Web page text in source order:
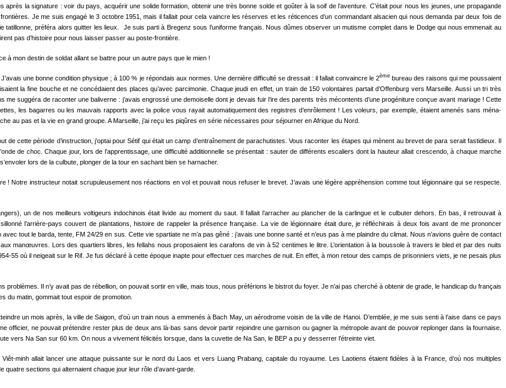
la signa­ture : voir du pays, acquérir une solide formation, obtenir une très bonne solde et goûter à la soif de l’aventure. C’était pour nous les jeu­nes, une propagande
Je me suis engagé le 3 octobre 1951, mais il fallait pour cela vaincre les réserves et les réticences d’un com­mandant alsacien qui nous demanda par deux fois de
tatillonne, préféra alors quitter les lieux. Je suis parti à Bregenz sous l’uniforme français. Nous dûmes observer un mutisme complet dans le Dodge qui nous emmenait au
pas d’histoire pour nous laisser passer au poste-frontière.
à mon destin de soldat allant se battre pour un autre pays que le mien !
une bonne condition physique ; à 100 % je répon­dais aux normes. Une dernière diffi­culté se dressait : il fallait convaincre le 2èmebureau des raisons qui me poussaient
la fine bouche et ne concédaient des places qu’avec parcimonie. Chaque jeudi en effet, un train de 150 volontaires partait d’Offenburg vers Marseille. Aussi un tri très
suggéra de racon­ter une baliverne : j’avais engrossé une demoiselle dont je devais fuir l’ire des parents très mécontents d’une progéniture conçue avant mariage ! Cette
les bagarres ou les mau­vais rapports avec la police vous rayait automatiquement des registres d’enrôlement ! Les voleurs, par exemple, étaient amenés sans ména­
au pas et la vie en grand groupe. A Marseille, j’ai reçu les piqûres en série nécessaires pour séjourner en Afrique du Nord.
cette période d’instruction, j’optai pour Sétif qui était un camp d’entraînement de parachutistes. Vous raconter les étapes qui mènent au brevet de para serait fastidieux. Il
de choc. Chaque jour, lors de l’apprentissage, une difficulté additionnelle se présentait : sauter de différents escaliers dont la hauteur allait cres­cendo, à chaque marche
lors de la culbute, plonger de la tour en sachant bien se harnacher.
! Notre instructeur notait scrupu­leusement nos réactions en vol et pouvait nous refuser le brevet. J’avais une légère appréhension comme tout légionnaire qui se respecte.
un de nos meilleurs voltigeurs indochinois était livide au moment du saut. Il fallait l’arracher au plancher de la carlingue et le culbuter dehors. En bas, il retrouvait à
l’arrière-pays couvert de plantations, histoire de rappeler la présence fran­çaise. La vie de légionnaire était dure, je réfléchirais à deux fois avant de me prononcer
tout le barda, tente, FM 24/29 en sus. Cette vie spartiate ne m’a pas gêné : j’avais une bonne santé et n’eus pas à me plaindre du climat. Nous n’avions guère de contact
manœuvres. Lors des quartiers libres, les fellahs nous proposaient les carafons de vin à 52 centimes le litre. L’orien­tation à la boussole à travers le bled et par des nuits
55 où il neigeait sur le Rif. Je fus déclaré à cette époque inapte pour effectuer ces marches de nuit. En effet, à mon retour des camps de prisonniers viets, je ne pesais plus
problèmes. Il n’y avait pas de rébel­lion, on pouvait sortir en ville, mais tous, nous préférions le bistrot du foyer. Je n’ai pas cherché à obtenir de grade, le handicap du français
du matin, gommait tout espoir de promotion.
un mois après, la ville de Saigon, d’où un train nous a emmenés à Bach May, un aérodrome voisin de la ville de Hanoi. D’emblée, je me suis senti à l’aise dans ce pays
officier, ne pouvait prétendre rester plus de deux ans là-bas sans devoir partir rejoindre une garnison ou gagner la métropole avant de pouvoir replonger dans la fournaise.
vers Na San sur 60 km. On nous a vivement félicités lorsque, dans la cuvette de Na San, le BEP a pu y desserrer l’étreinte viet.
minh allait lancer une attaque puissante sur le nord du Laos et vers Luang Prabang, capitale du royaume. Les Laotiens étaient fidèles à la France, d’où nos multiples
sections qui alternaient chaque jour leur rôle d’avant-garde.